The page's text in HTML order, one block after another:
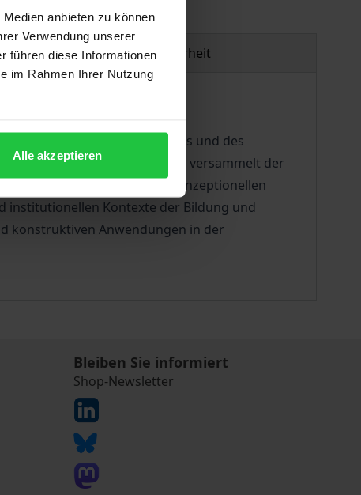
anbieten zu können
Verwendung unserer
führen diese Informationen
im Rahmen Ihrer Nutzung
Alle akzeptieren
Produktsicherheit
in das Zentrum der
des Sozialkapitals und des
Vor diesem Hintergrund versammelt der
begrifflichen und konzeptionellen
institutionellen Kontexte der Bildung und
konstruktiven Anwendungen in der
Bleiben Sie informiert
Shop-Newsletter